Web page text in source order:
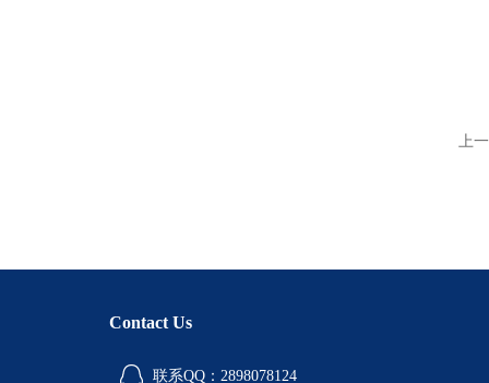
上
Contact Us
联系QQ：2898078124